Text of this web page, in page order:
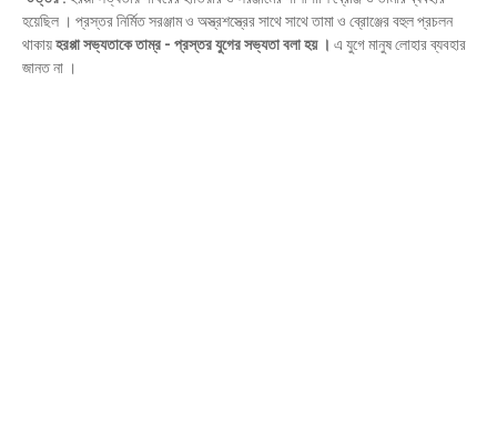
হয়েছিল । প্রস্তর নির্মিত সরঞ্জাম ও অস্ত্রশস্ত্রের সাথে সাথে তামা ও ব্রোঞ্জের বহুল প্রচলন
থাকায়হরপ্পা সভ্যতাকে তাম্র - প্রস্তর যুগের সভ্যতা বলা হয় । এ যুগে মানুষ লোহার ব্যবহার
জানত না ।